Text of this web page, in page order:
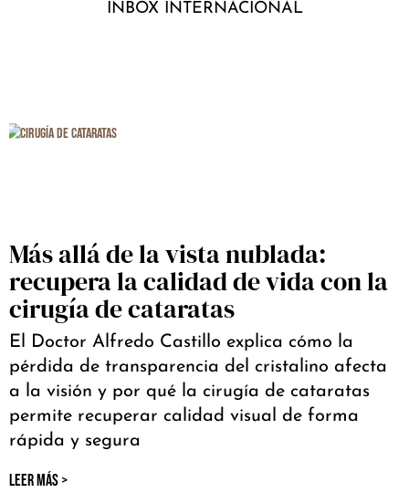
INBOX INTERNACIONAL
Más allá de la vista nublada:
recupera la calidad de vida con la
cirugía de cataratas
El Doctor Alfredo Castillo explica cómo la
pérdida de transparencia del cristalino afecta
a la visión y por qué la cirugía de cataratas
permite recuperar calidad visual de forma
rápida y segura
LEER MÁS >